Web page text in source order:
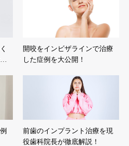
開咬をインビザラインで治療
した症例を大公開！
前歯のインプラント治療を現
役歯科院長が徹底解説！